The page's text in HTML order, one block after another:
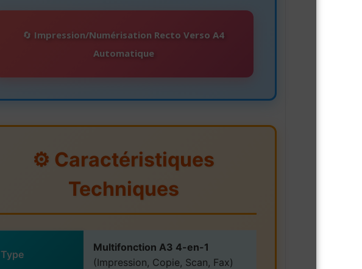
🔄 Impression/Numérisation Recto Verso A4
Automatique
⚙️ Caractéristiques
Techniques
Type
Multifonction A3 4-en-1
(Impression, Copie, Scan, Fax)